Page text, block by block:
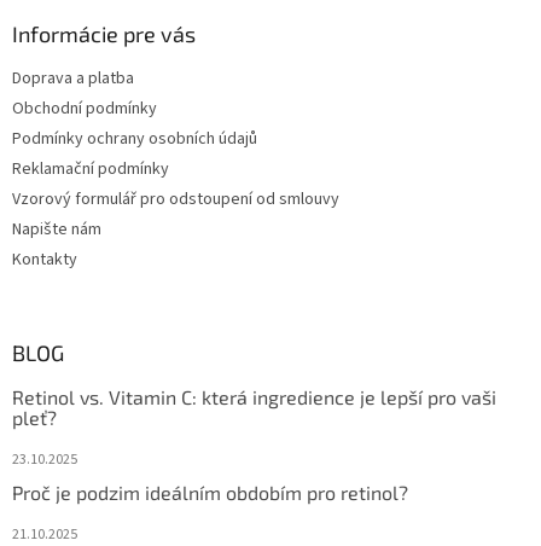
Informácie pre vás
Doprava a platba
Obchodní podmínky
Podmínky ochrany osobních údajů
Reklamační podmínky
Vzorový formulář pro odstoupení od smlouvy
Napište nám
Kontakty
BLOG
Retinol vs. Vitamin C: která ingredience je lepší pro vaši
pleť?
23.10.2025
Proč je podzim ideálním obdobím pro retinol?
21.10.2025